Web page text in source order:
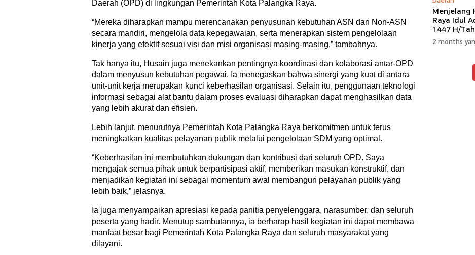
Daerah (OPD) di lingkungan Pemerintah Kota Palangka Raya.
“Mereka diharapkan mampu merencanakan penyusunan kebutuhan ASN dan Non-ASN
secara mandiri, mengelola data kepegawaian, serta menerapkan sistem pengelolaan
kinerja yang efektif sesuai visi dan misi organisasi masing-masing,” tambahnya.
Tak hanya itu, Husain juga menekankan pentingnya koordinasi dan kolaborasi antar-OPD
dalam menyusun kebutuhan pegawai. Ia menegaskan bahwa sinergi yang kuat di antara
unit-unit kerja merupakan kunci keberhasilan organisasi. Selain itu, penggunaan teknologi
informasi sebagai alat bantu dalam proses evaluasi diharapkan dapat menghasilkan data
yang lebih akurat dan efisien.
Lebih lanjut, menurutnya Pemerintah Kota Palangka Raya berkomitmen untuk terus
meningkatkan kualitas pelayanan publik melalui pengelolaan SDM yang optimal.
“Keberhasilan ini membutuhkan dukungan dan kontribusi dari seluruh OPD. Saya
mengajak semua pihak untuk berpartisipasi aktif, memberikan masukan konstruktif, dan
menjadikan kegiatan ini sebagai momentum awal membangun pelayanan publik yang
lebih baik,” jelasnya.
Ia juga menyampaikan apresiasi kepada panitia penyelenggara, narasumber, dan seluruh
peserta yang hadir. Menutup sambutannya, ia berharap hasil kegiatan ini dapat membawa
manfaat besar bagi Pemerintah Kota Palangka Raya dan seluruh masyarakat yang
dilayani.
Menjelang
Raya Idul
1447 H/
M, PT BRB
5 Ekor
2 months